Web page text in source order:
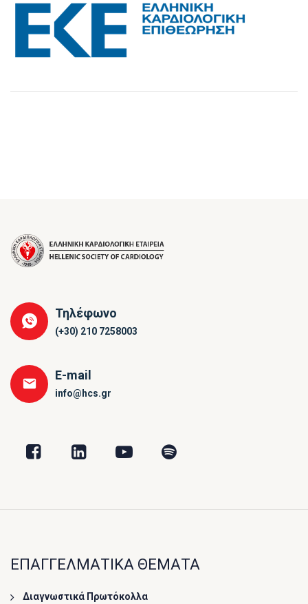
Τηλέφωνο
(+30) 210 7258003
E-mail
info@hcs.gr
ΕΠΑΓΓΕΛΜΑΤΙΚΑ ΘΕΜΑΤΑ
Διαγνωστικά Πρωτόκολλα